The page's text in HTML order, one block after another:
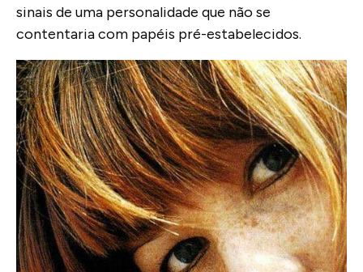
sinais de uma personalidade que não se
contentaria com papéis pré-estabelecidos.